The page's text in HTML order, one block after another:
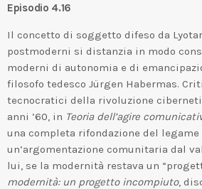
Episodio 4.16
Il concetto di soggetto difeso da
postmoderni si distanzia in modo
moderni di autonomia e di
filosofo tedesco Jürgen Habermas.
tecnocratici della rivoluzione
anni ’60, in Teoria dell’agire
una completa rifondazione del
un’argomentazione comunitaria dal
lui, se la modernità restava un
modernità: un progetto incompiuto,